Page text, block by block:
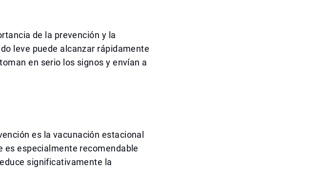
de la prevención y la
leve puede alcanzar rápidamente
en serio los signos y envían a
es la vacunación estacional
es especialmente recomendable
significativamente la